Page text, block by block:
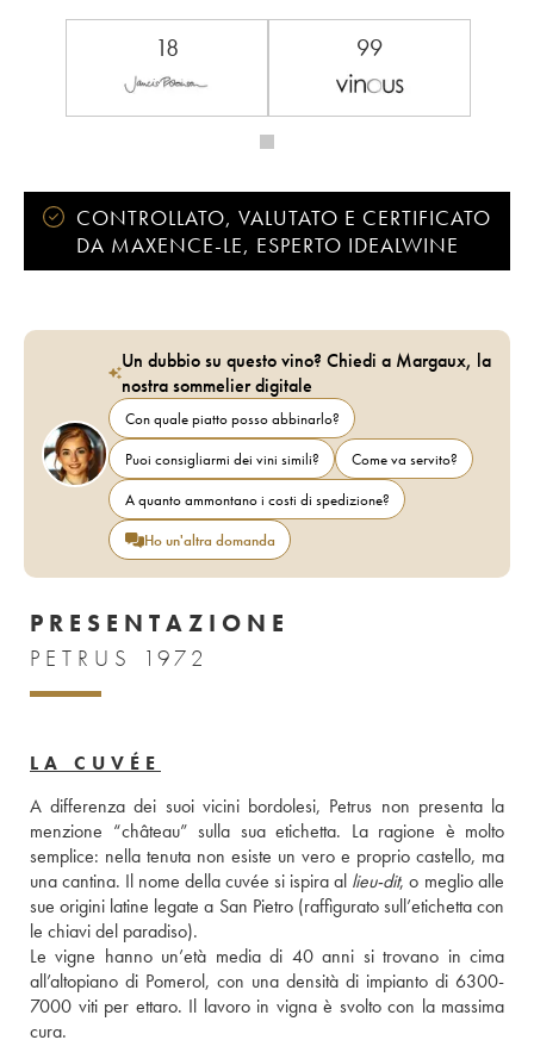
18 99
CONTROLLATO, VALUTATO E CERTIFICATO
DA MAXENCE-LE, ESPERTO IDEALWINE
Un dubbio su questo vino? Chiedi a Margaux, la
nostra sommelier digitale
Con quale piatto posso abbinarlo?
Puoi consigliarmi dei vini simili?
Come va servito?
A quanto ammontano i costi di spedizione?
Ho un'altra domanda
PRESENTAZIONE
PETRUS 1972
LA CUVÉE
A differenza dei suoi vicini bordolesi, Petrus non presenta la
menzione “château” sulla sua etichetta. La ragione è molto
semplice: nella tenuta non esiste un vero e proprio castello, ma
una cantina. Il nome della cuvée si ispira al lieu-dit, o meglio alle
sue origini latine legate a San Pietro (raffigurato sull’etichetta con
le chiavi del paradiso).
Le vigne hanno un’età media di 40 anni si trovano in cima
all’altopiano di Pomerol, con una densità di impianto di 6300-
7000 viti per ettaro. Il lavoro in vigna è svolto con la massima
cura.